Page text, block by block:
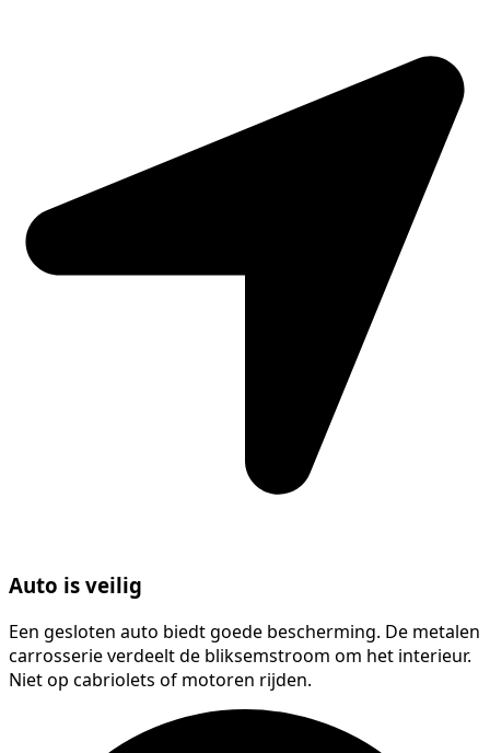
Auto is veilig
Een gesloten auto biedt goede bescherming. De metalen
carrosserie verdeelt de bliksemstroom om het interieur.
Niet op cabriolets of motoren rijden.